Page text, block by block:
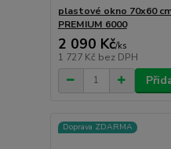
plastové okno 70x60
PREMIUM 6000
2 090 Kč/ks
1 727 Kč bez DPH
Doprava ZDARMA